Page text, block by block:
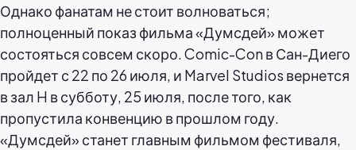
Однако фанатам не стоит волноваться;
полноценный показ фильма «Думсдей» может
состояться совсем скоро. Comic-Con в Сан-Диего
пройдет с 22 по 26 июля, и Marvel Studios вернется
в зал H в субботу, 25 июля, после того, как
пропустила конвенцию в прошлом году.
«Думсдей» станет главным фильмом фестиваля,